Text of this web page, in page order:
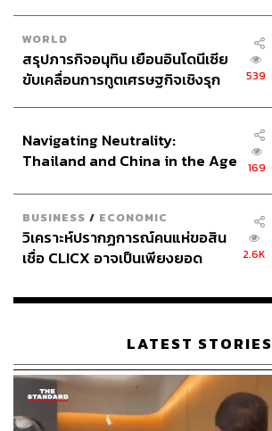
WORLD
สรุปภารกิจอนุทิน เยือนอินโดนีเซีย
ขับเคลื่อนการทูตเศรษฐกิจเชิงรุก
539
Navigating Neutrality:
Thailand and China in the Age
169
BUSINESS / ECONOMIC
วิเคราะห์ปรากฏการณ์คนแห่ขอสิน
เชื่อ CLICX อาจเป็นเพียงยอด
เรือนไทยที่ถูกซุกไว้
2.6K
LATEST STORIES